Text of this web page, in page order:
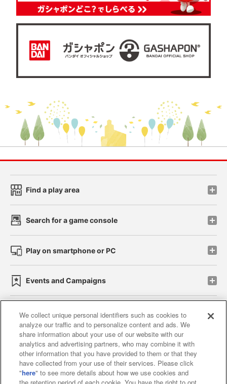
Find a play area
Search for a game console
Play on smartphone or PC
Events and Campaigns
Affiliate Sustainability site policy privacy policy
Web accessibility policy and verification results
Together with our business partners
We collect unique personal identifiers such as cookies to
analyze our traffic and to personalize content and ads. We
share information about your use of our website with our
analytics and advertising partners, who may combine it with
other information that you have provided to them or that they
have collected from your use of their services. Please click
"here" to see more details about how we use cookies and